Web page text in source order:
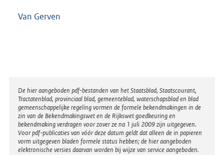
Van Gerven
Disclaimer
De hier aangeboden pdf-bestanden van het Staatsblad, Staatscourant,
Tractatenblad, provinciaal blad, gemeenteblad, waterschapsblad en blad
gemeenschappelijke regeling vormen de formele bekendmakingen in de
zin van de Bekendmakingswet en de Rijkswet goedkeuring en
bekendmaking verdragen voor zover ze na 1 juli 2009 zijn uitgegeven.
Voor pdf-publicaties van vóór deze datum geldt dat alleen de in papieren
vorm uitgegeven bladen formele status hebben; de hier aangeboden
elektronische versies daarvan worden bij wijze van service aangeboden.